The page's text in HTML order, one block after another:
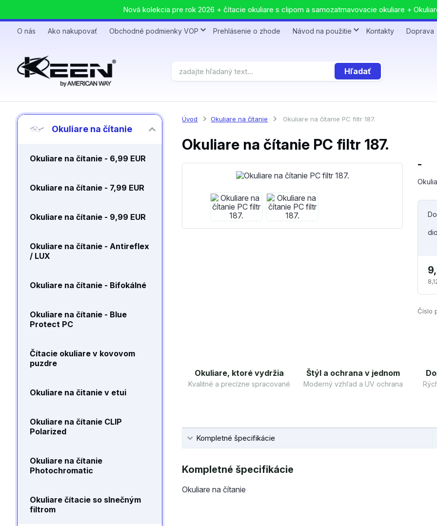
Nová kolekcia pre rok 2026 + čítacie okuliare s clipom a samozatmavovacie okuliare +
O nás Ako nakupovať Obchodné podmienky VOP Prehlásenie o zhode Návod na použitie Kontakty Doprava
Hľadať
Okuliare na čítanie
Okuliare na čítanie - 6,99 EUR
Okuliare na čítanie - 7,99 EUR
Okuliare na čítanie - 9,99 EUR
Okuliare na čítanie - Antireflex
/ LUX
Okuliare na čítanie - Bifokálné
Okuliare na čítanie - Blue
Protect PC
Čítacie okuliare v kovovom
puzdre
Okuliare na čitanie v etui
Okuliare na čítanie CLIP
Polarized
Okuliare na čítanie
Photochromatic
Okuliare čítacie so slnečným
filtrom
Úvod Okuliare na čítanie Okuliare na čítanie PC filtr 187.
Okuliare na čítanie PC filtr 187.
-
Číslo
Okuliare, ktoré vydržia
Kvalitné a precízne spracované
Štýl a ochrana v jednom
Moderný vzhľad a UV ochrana
Kompletné špecifikácie
Kompletné špecifikácie
Okuliare na čítanie